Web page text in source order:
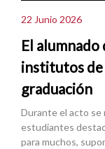
22 Junio 2026
El
institutos de
graduación
Durante el acto se
estudiantes
para muchos,